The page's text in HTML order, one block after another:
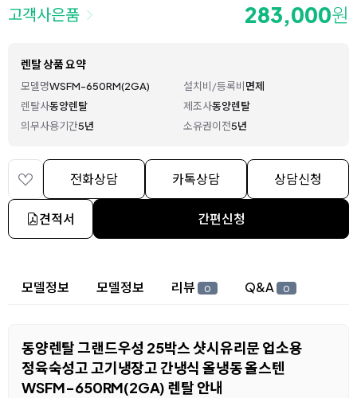
고객사은품 283,000원
렌탈 상품 요약
모델명WSFM-650RM(2GA) 설치비/등록비면제
렌탈사동양렌탈 제조사동양렌탈
의무사용기간5년 소유권이전5년
전화상담 카톡상담 상담신청
견적서 간편신청
상세 정보
모델정보 모델정보 리뷰 0 Q&A 0
동양렌탈 그랜드우성 25박스 샷시유리문 업소용
정육숙성고 고기냉장고 간냉식 올냉동 올스텐
WSFM-650RM(2GA) 렌탈 안내